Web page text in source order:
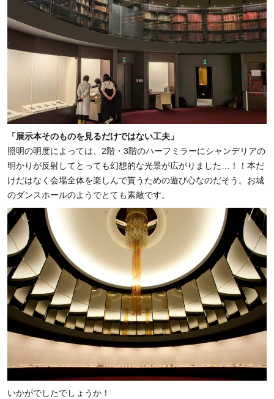
「展示本そのものを見るだけではない工夫」
照明の明度によっては、 2階・3階のハーフミラーにシャンデリアの
明かりが反射してとっても幻想的な光景が広がりました…！！ 本だ
けだはなく会場全体を楽しんで貰うための遊び心なのだそう。 お城
のダンスホールのようでとても素敵です。
いかがでしたでしょうか！